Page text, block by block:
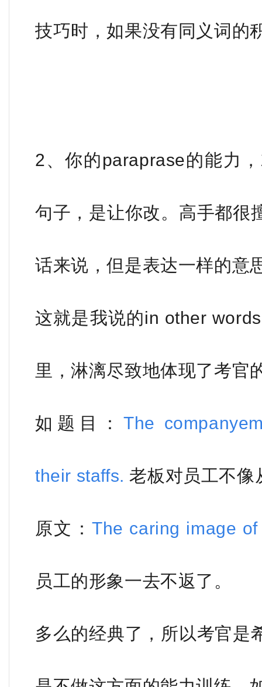
技巧时，如果没有同义词的
2、你的paraprase的能力
句子，是让你改。高手都很
话来说，但是表达一样的意
这就是我说的in other
里，淋漓尽致地体现了考官
如题目：The
their staffs.老板对员工不像
原文：The caring image
员工的形象一去不返了。
多么的经典了，所以考官是